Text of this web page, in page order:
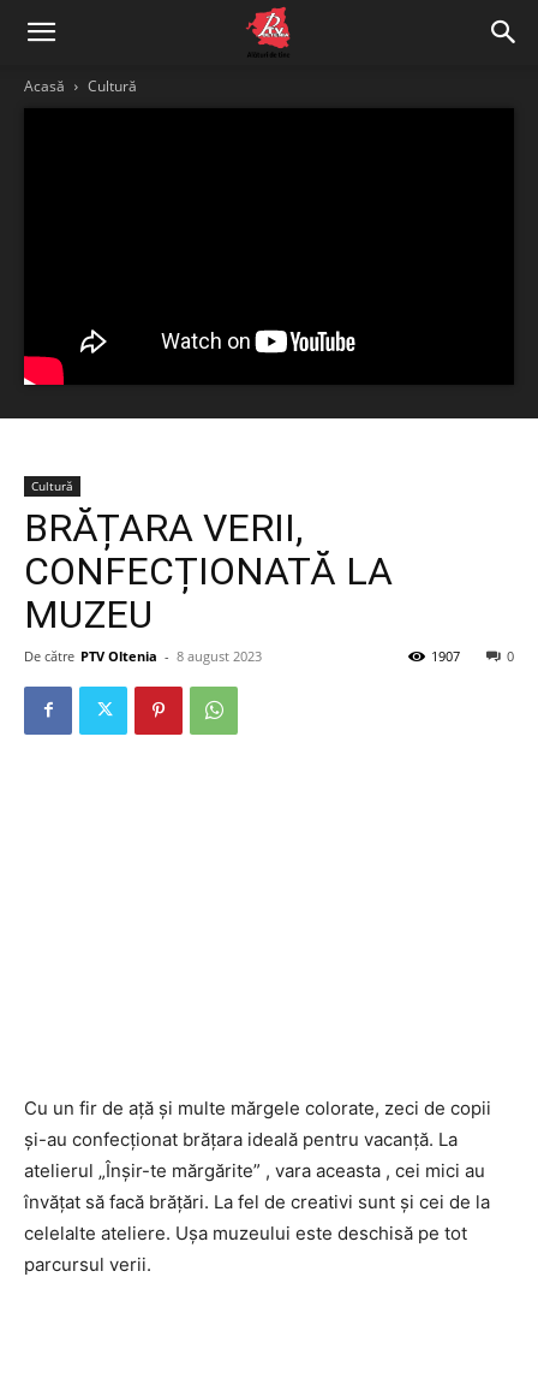
Acasă Cultură
Cultură
BRĂȚARA VERII,
CONFECȚIONATĂ LA
MUZEU
De către PTV Oltenia - 8 august 2023 0
1907
Cu un fir de ață și multe mărgele colorate, zeci de copii
și-au confecționat brățara ideală pentru vacanță. La
atelierul „Înșir-te mărgărite” , vara aceasta , cei mici au
învățat să facă brățări. La fel de creativi sunt și cei de la
celelalte ateliere. Ușa muzeului este deschisă pe tot
parcursul verii.